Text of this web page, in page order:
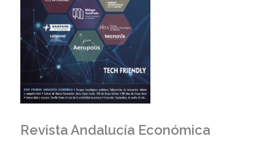
Revista Andalucía Económica